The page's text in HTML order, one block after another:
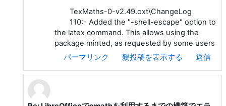
TexMaths-0-v2.49.oxt\ChangeLog
110:- Added the "-shell-escape" option to
the latex command. This allows using the
package minted, as requested by some users
パーマリンク
親投稿を表示する 返信